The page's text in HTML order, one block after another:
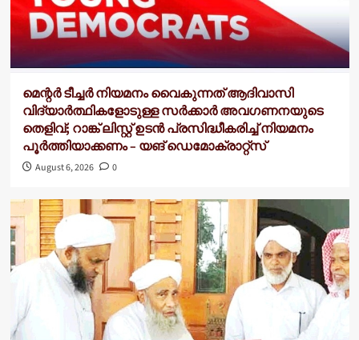
മെന്റർ ടീച്ചർ നിയമനം വൈകുന്നത് ആദിവാസി
വിദ്യാർത്ഥികളോടുള്ള സർക്കാർ അവഗണനയുടെ
തെളിവ്; റാങ്ക് ലിസ്റ്റ് ഉടൻ പ്രസിദ്ധീകരിച്ച് നിയമനം
പൂർത്തിയാക്കണം – യങ് ഡെമോക്രാറ്റ്സ്
August 6, 2026 0